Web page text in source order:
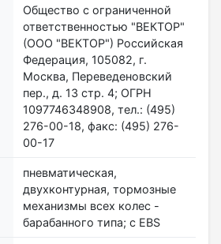
Общество с ограниченной
ответственностью "ВЕКТОР"
(ООО "ВЕКТОР") Российская
Федерация, 105082, г.
Москва, Переведеновский
пер., д. 13 стр. 4; ОГРН
1097746348908, тел.: (495)
276-00-18, факс: (495) 276-
00-17
пневматическая,
двухконтурная, тормозные
механизмы всех колес -
барабанного типа; с EBS